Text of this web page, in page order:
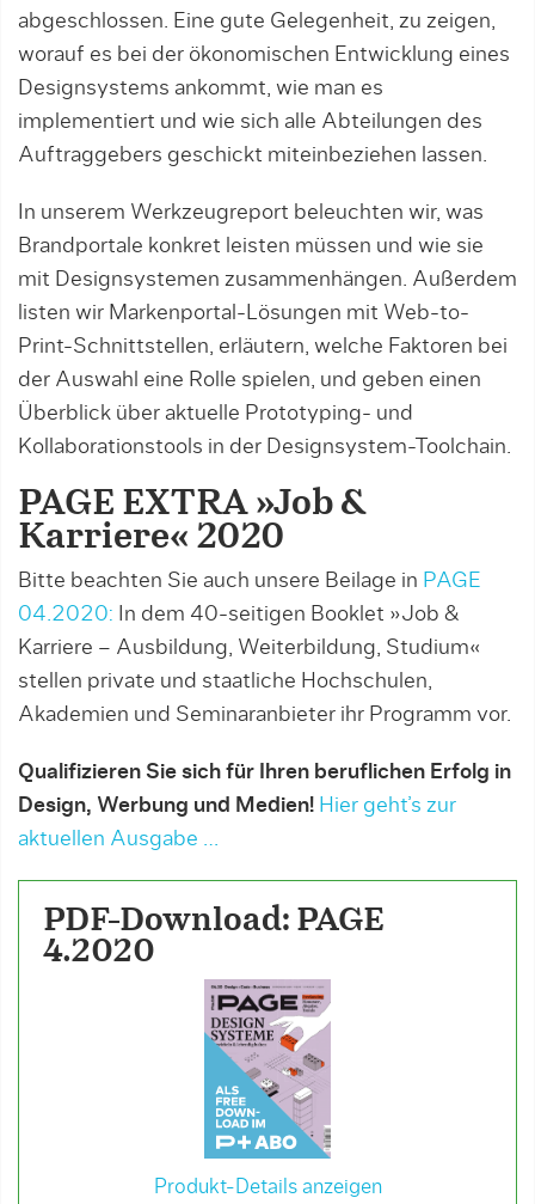
abgeschlossen. Eine gute Gelegenheit, zu zeigen,
worauf es bei der ökonomischen Entwicklung eines
Designsystems ankommt, wie man es
implementiert und wie sich alle Abteilungen des
Auftraggebers geschickt miteinbeziehen lassen.
In unserem Werkzeugreport beleuchten wir, was
Brandportale konkret leisten müssen und wie sie
mit Designsystemen zusammenhängen. Außerdem
listen wir Markenportal-Lösungen mit Web-to-
Print-Schnittstellen, erläutern, welche Faktoren bei
der Auswahl eine Rolle spielen, und geben einen
Überblick über aktuelle Prototyping- und
Kollaborationstools in der Designsystem-Toolchain.
PAGE EXTRA »Job &
Karriere« 2020
Bitte beachten Sie auch unsere Beilage in PAGE
04.2020: In dem 40-seitigen Booklet »Job &
Karriere – Ausbildung, Weiterbildung, Studium«
stellen private und staatliche Hochschulen,
Akademien und Seminaranbieter ihr Programm vor.
Qualifizieren Sie sich für Ihren beruflichen Erfolg in
Design, Werbung und Medien! Hier geht’s zur
aktuellen Ausgabe …
PDF-Download: PAGE
4.2020
Produkt-Details anzeigen